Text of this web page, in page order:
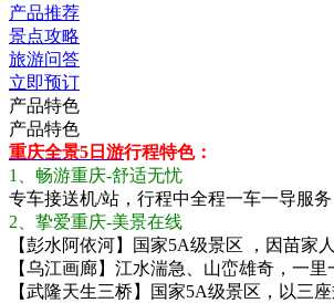
产品推荐
景点攻略
旅游问答
立即预订
产品特色
产品特色
重庆全景5日游行程特色：
1、畅游重庆-舒适无忧
专车接送机/站，行程中全程一车一导服务
2、挚爱重庆-美景在线
【彭水阿依河】国家5A级景区 ，因苗家
【乌江画廊】江水湍急、山峦雄奇，一
【武隆天生三桥】国家5A级景区，以三